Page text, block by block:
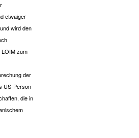
etwaiger
wird den
LOIM zum
der
US-Person
die in